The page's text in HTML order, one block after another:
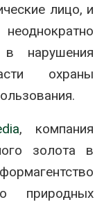
лицо, и
нарушения
охраны
, компания
золота в
природных